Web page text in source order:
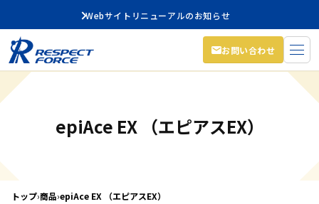
Webサイトリニューアルのお知らせ
お問い合わせ
epiAce EX （エピアスEX）
トップ›商品›epiAce EX （エピアスEX）